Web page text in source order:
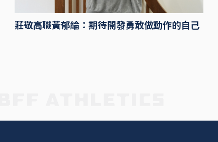
莊敬高職黃郁綸：期待開發勇敢做動作的自己